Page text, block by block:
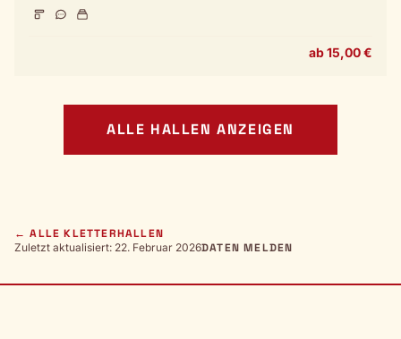
ab 15,00 €
ALLE HALLEN ANZEIGEN
← ALLE KLETTERHALLEN
Zuletzt aktualisiert: 22. Februar 2026DATEN MELDEN